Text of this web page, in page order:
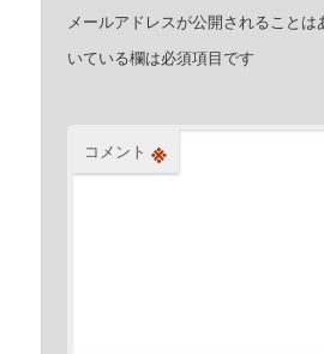
メールアドレスが公開されることは
いている欄は必須項目です
コメント ※